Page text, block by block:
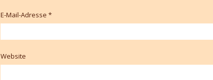
E-Mail-Adresse *
Website